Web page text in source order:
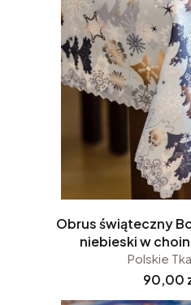
Obrus świąteczny
niebieski w
Polskie
Cena
90,00